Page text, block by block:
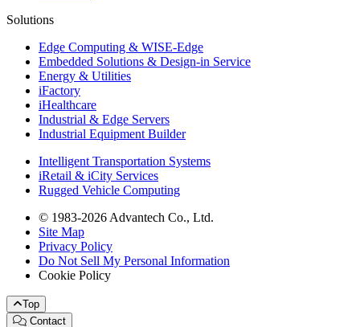
Solutions
Edge Computing & WISE-Edge
Embedded Solutions & Design-in Service
Energy & Utilities
iFactory
iHealthcare
Industrial & Edge Servers
Industrial Equipment Builder
Intelligent Transportation Systems
iRetail & iCity Services
Rugged Vehicle Computing
© 1983-2026 Advantech Co., Ltd.
Site Map
Privacy Policy
Do Not Sell My Personal Information
Cookie Policy
Top
Contact